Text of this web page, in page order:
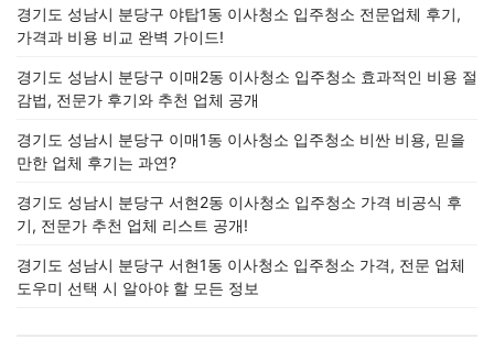
경기도 성남시 분당구 야탑1동 이사청소 입주청소 전문업체 후기,
가격과 비용 비교 완벽 가이드!
경기도 성남시 분당구 이매2동 이사청소 입주청소 효과적인 비용 절
감법, 전문가 후기와 추천 업체 공개
경기도 성남시 분당구 이매1동 이사청소 입주청소 비싼 비용, 믿을
만한 업체 후기는 과연?
경기도 성남시 분당구 서현2동 이사청소 입주청소 가격 비공식 후
기, 전문가 추천 업체 리스트 공개!
경기도 성남시 분당구 서현1동 이사청소 입주청소 가격, 전문 업체
도우미 선택 시 알아야 할 모든 정보